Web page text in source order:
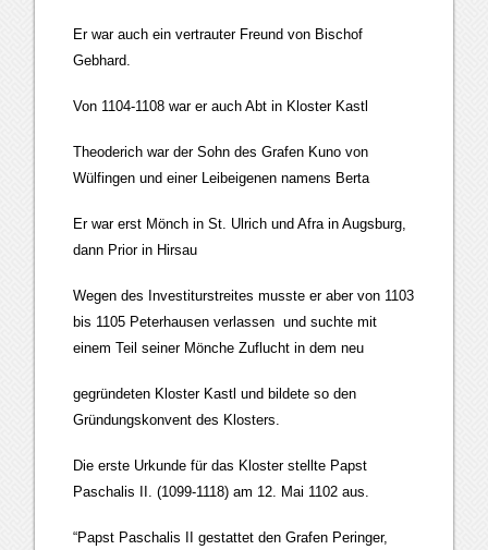
Er war auch ein vertrauter Freund von Bischof
Gebhard.
Von 1104-1108 war er auch Abt in Kloster Kastl
Theoderich war der Sohn des Grafen Kuno von
Wülfingen und einer Leibeigenen namens Berta
Er war erst Mönch in St. Ulrich und Afra in Augsburg,
dann Prior in Hirsau
Wegen des Investiturstreites musste er aber von 1103
bis 1105 Peterhausen verlassen und suchte mit
einem Teil seiner Mönche Zuflucht in dem neu
gegründeten Kloster Kastl und bildete so den
Gründungskonvent des Klosters.
Die erste Urkunde für das Kloster stellte Papst
Paschalis II. (1099-1118) am 12. Mai 1102 aus.
“Papst Paschalis II gestattet den Grafen Peringer,